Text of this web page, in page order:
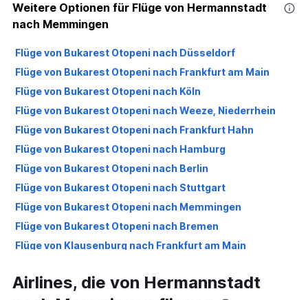
Weitere Optionen für Flüge von Hermannstadt
nach Memmingen
Flüge von Bukarest Otopeni nach Düsseldorf
Flüge von Bukarest Otopeni nach Frankfurt am Main
Flüge von Bukarest Otopeni nach Köln
Flüge von Bukarest Otopeni nach Weeze, Niederrhein
Flüge von Bukarest Otopeni nach Frankfurt Hahn
Flüge von Bukarest Otopeni nach Hamburg
Flüge von Bukarest Otopeni nach Berlin
Flüge von Bukarest Otopeni nach Stuttgart
Flüge von Bukarest Otopeni nach Memmingen
Flüge von Bukarest Otopeni nach Bremen
Flüge von Klausenburg nach Frankfurt am Main
Flüge von Bukarest Otopeni nach Dortmund
Airlines, die von Hermannstadt